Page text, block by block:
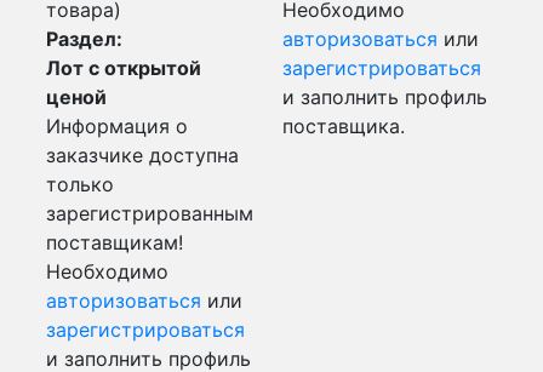
товара)
Раздел:
Лот с открытой
ценой
Информация о
заказчике доступна
только
зарегистрированным
поставщикам!
Необходимо
авторизоваться или
зарегистрироваться
и заполнить профиль
Необходимо
авторизоваться или
зарегистрироваться
и заполнить профиль
поставщика.